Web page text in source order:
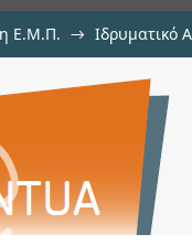
Ε.Μ.Π. → Ιδρυματικό